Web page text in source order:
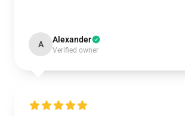
A Alexander
Verified owner